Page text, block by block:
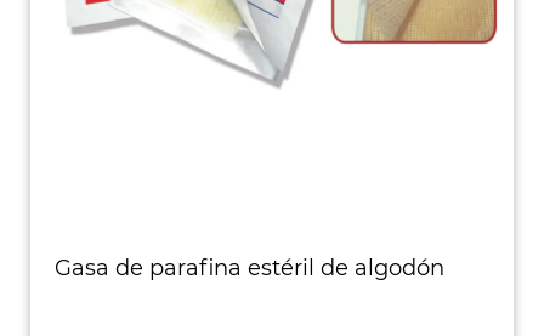
Gasa de parafina estéril de algodón